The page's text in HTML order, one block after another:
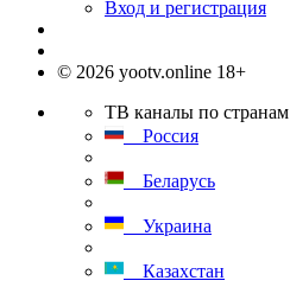
Вход и регистрация
© 2026 yootv.online 18+
ТВ каналы по странам
Россия
Беларусь
Украина
Казахстан